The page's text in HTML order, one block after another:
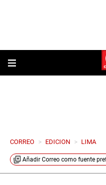
CORREO > EDICION > LIMA
Añadir Correo como fuente